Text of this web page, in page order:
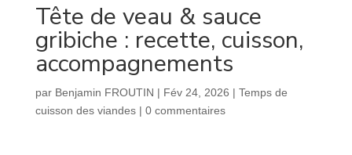
Tête de veau & sauce
gribiche : recette, cuisson,
accompagnements
par Benjamin FROUTIN | Fév 24, 2026 | Temps de
cuisson des viandes| 0 commentaires